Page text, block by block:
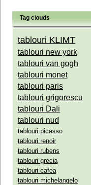
Tag clouds
tablouri KLIMT
tablouri new york
tablouri van gogh
tablouri monet
tablouri paris
tablouri grigorescu
tablouri Dali
tablouri nud
tablouri picasso
tablouri renoir
tablouri rubens
tablouri grecia
tablouri cafea
tablouri michelangelo